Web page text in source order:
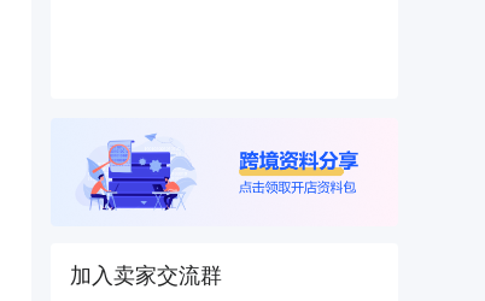
加入卖家交流群